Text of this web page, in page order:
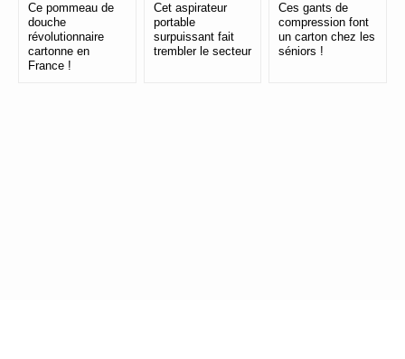
Ce pommeau de
douche
révolutionnaire
cartonne en
France !
Cet aspirateur
portable
surpuissant fait
trembler le secteur
Ces gants de
compression font
un carton chez les
séniors !